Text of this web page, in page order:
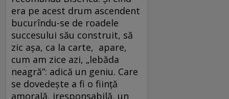
era pe acest drum ascendent
bucurîndu-se de roadele
succesului său construit, să
zic așa, ca la carte, apare,
cum am zice azi, „lebăda
neagră”: adică un geniu. Care
se dovedește a fi o ființă
amorală, iresponsabilă, un